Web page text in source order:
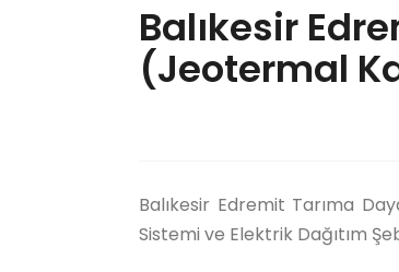
Balıkesir
(Jeotermal
Balıkesir Edremit Tarıma
Sistemi ve Elektrik Dağıtım